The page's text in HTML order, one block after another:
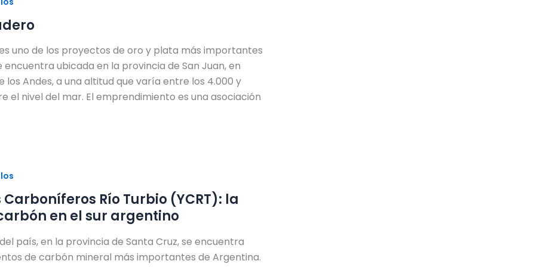
uno de los proyectos de oro y plata más importantes
encuentra ubicada en la provincia de San Juan, en
los Andes, a una altitud que varía entre los 4.000 y
el nivel del mar. El emprendimiento es una asociación
Río Turbio (YCRT): la
en el sur argentino
país, en la provincia de Santa Cruz, se encuentra
de carbón mineral más importantes de Argentina.